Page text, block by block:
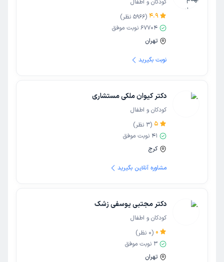
کودکان و اطفال
4.9
(
5966 نظر)
67704 نوبت موفق
تهران
نوبت بگیرید
دکتر کیوان ملکی مستشاری
کودکان و اطفال
5
(
3 نظر)
41 نوبت موفق
کرج
مشاوره آنلاین بگیرید
دکتر مجتبی یوسفی زشک
کودکان و اطفال
0
(
0 نظر)
3 نوبت موفق
تهران